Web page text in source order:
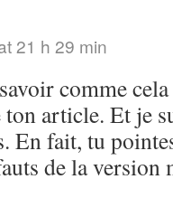
21 h 29 min
comme
article. Et je
En fait, tu
de la